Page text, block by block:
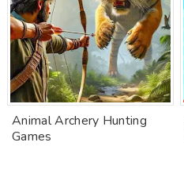
Animal Archery Hunting
Games